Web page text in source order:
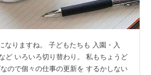
なりますね。 子どもたちも 入園・入
ど いろいろ切り替わり。 私もちょうど
ので個々の仕事の更新を するかしない